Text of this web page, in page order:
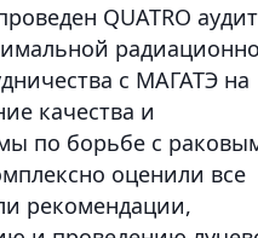
QUATRO
с МАГАТЭ на
качества и
по борьбе с
оценили все
рекомендации,